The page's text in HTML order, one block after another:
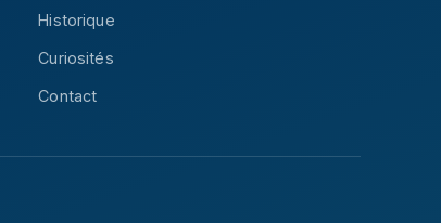
Historique
Curiosités
Contact